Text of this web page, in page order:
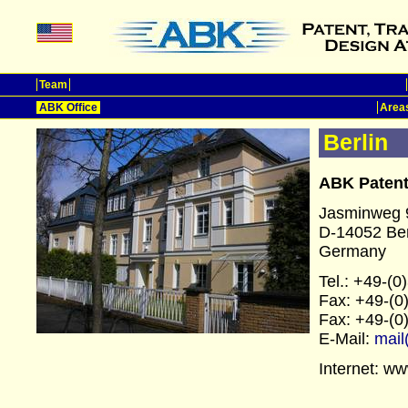
Team
ABK Office
Berlin
ABK
Jasminweg
D-14052
Germany
Tel.: +49-
Fax: +49-
Fax: +49-
E-Mail:
Internet: